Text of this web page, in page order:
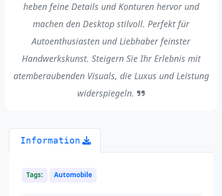
heben feine Details und Konturen hervor und
machen den Desktop stilvoll. Perfekt für
Autoenthusiasten und Liebhaber feinster
Handwerkskunst. Steigern Sie Ihr Erlebnis mit
atemberaubenden Visuals, die Luxus und Leistung
widerspiegeln.
Information
Tags: Automobile